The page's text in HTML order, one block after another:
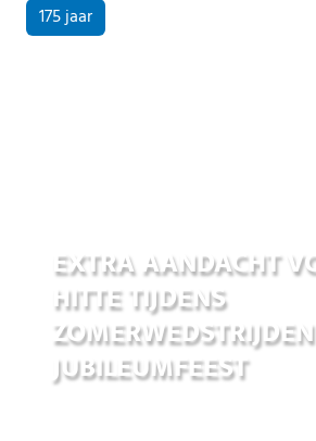
175 jaar
EXTRA AANDACHT
HITTE TIJDENS
JUBILEUMFEEST